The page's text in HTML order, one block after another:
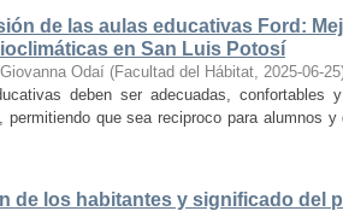
de las aulas educativas Ford:
en San Luis Potosí
Odaí (Facultad del Hábitat, 2025-06-25
deben ser adecuadas, confortables
permitiendo que sea reciproco para alumnos
de los habitantes y significado del